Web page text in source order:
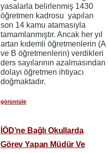
yasalarla belirlenmiş 1430
öğretmen kadrosu yapılan
son 14 kamu atamasıyla
tamamlanmıştır. Ancak her yıl
artan kıdemli öğretmenlerin (A
ve B öğretmenlerin) verdikleri
ders sayılarının azalmasından
dolayı öğretmen ihtiyacı
doğmaktadır.
görüntüle
İÖD’ne Bağlı Okullarda
Görev Yapan Müdür Ve